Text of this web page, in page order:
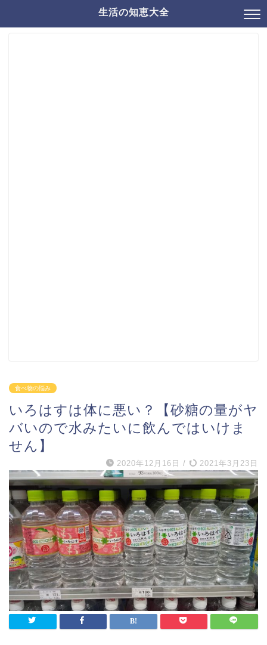
生活の知恵大全
食べ物の悩み
いろはすは体に悪い？【砂糖の量がヤ
バいので水みたいに飲んではいけま
せん】
2020年12月16日 / 2021年3月23日